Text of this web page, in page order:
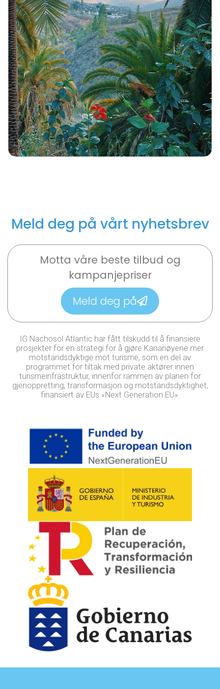
Meld deg på vårt nyhetsbrev
Motta våre beste tilbud og
kampanjepriser
Meld deg på
IG Nachosol Atlantic har fått tilskudd til å finansiere
prosjekter for en strategi for å gjøre Kanariøyene mer
motstandsdyktige mot turisme, som en del av
programmet for tiltak med private aktører innen
turismeinfrastruktur, innenfor rammen av planen for
gjenoppretting, transformasjon og motstandsdyktighet,
finansiert av EUs «Next Generation EU».